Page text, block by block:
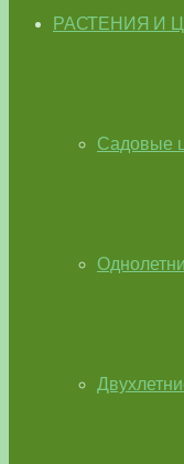
РАСТЕНИЯ И
Садовые